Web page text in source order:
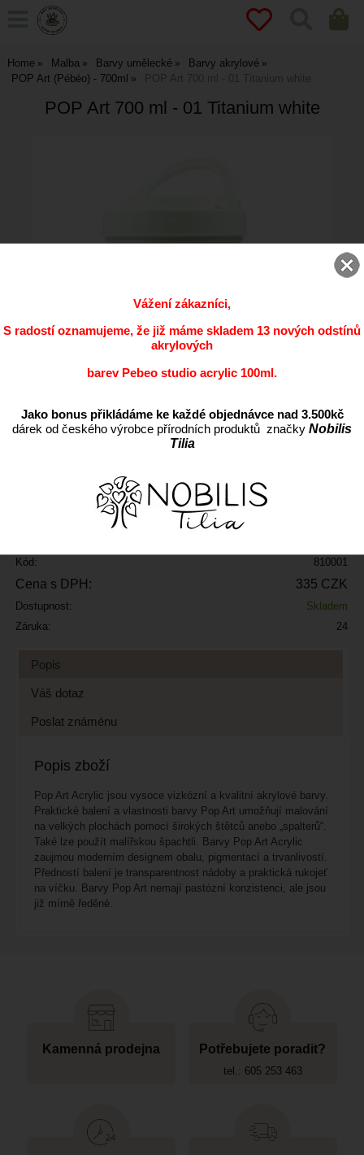
Home Malba Barvy umělecké
Barvy akrylové
POP Art (Pébéo) - 700ml
POP Art 700 ml - 01 Titanium white
POP Art 700 ml - 01 Titanium white
ks
Kód: 810001
Cena s DPH: 335 CZK
Dostupnost:
Skladem
Záruka:
24
Popis
Váš dotaz
Poslat známénu
Popis zboží
Pop Art Acrylic jsou vysoce vizkózní a kvalitní akrylové barvy.
Praktické balení a vlastnosti barvy Pop Art umožňují malování
na velkých plochách pomocí širokých štětců anebo „spalterů“.
Také lze použít malířskou špachtli. Barvy Pop Art Acrylic
zaujmou moderním designem obalu, pigmentací a trvanlivostí.
Předností balení je transparentnost nádoby a praktická rukojeť
na víčku. Barvy Pop Art nemají pastózní konzistenci, ale jsou
již mírně ředěné.
Kamenná prodejna Potřebujete poradit?
tel.: 605 253 463
Vážení zákazníci,
S radostí oznamujeme, že již máme skladem 13 nových odstínů
akrylových
barev Pebeo studio acrylic 100ml.
Jako bonus přikládáme ke každé objednávce nad 3.500kč
dárek od českého výrobce přírodních produktů značky Nobilis
Tilia